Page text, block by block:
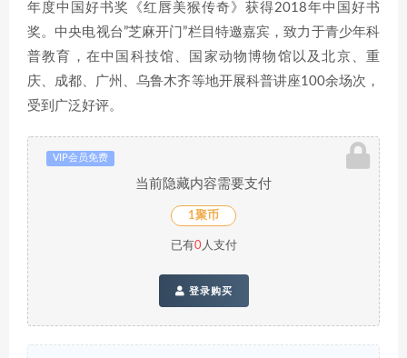
年度中国好书奖《红唇美猴传奇》获得2018年中国好书
奖。中央电视台”芝麻开门”栏目特邀嘉宾，致力于青少年科
普教育，在中国科技馆、国家动物博物馆以及北京、重
庆、成都、广州、乌鲁木齐等地开展科普讲座100余场次，
受到广泛好评。
VIP会员免费
当前隐藏内容需要支付
1聚币
已有0人支付
登录购买